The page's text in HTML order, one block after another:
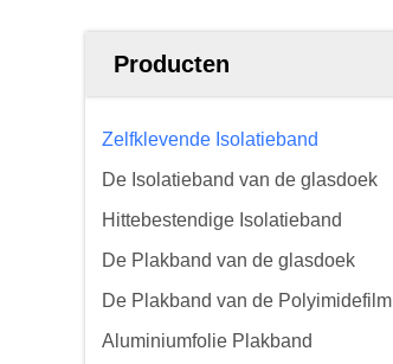
Producten
Zelfklevende Isolatieband
De Isolatieband van de glasdoek
Hittebestendige Isolatieband
De Plakband van de glasdoek
De Plakband van de Polyimidefilm
Aluminiumfolie Plakband